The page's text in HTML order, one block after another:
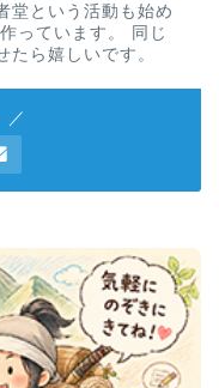
堂という活動も始め
っています。 同じ
たら嬉しいです。